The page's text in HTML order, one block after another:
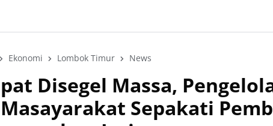
Ekonomi Lombok Timur News
Disegel Massa,
Sepakati